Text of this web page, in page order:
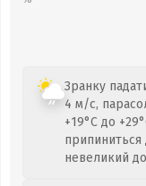
Зранку
4 м/с,
+19°C до
припиниться
невеликий